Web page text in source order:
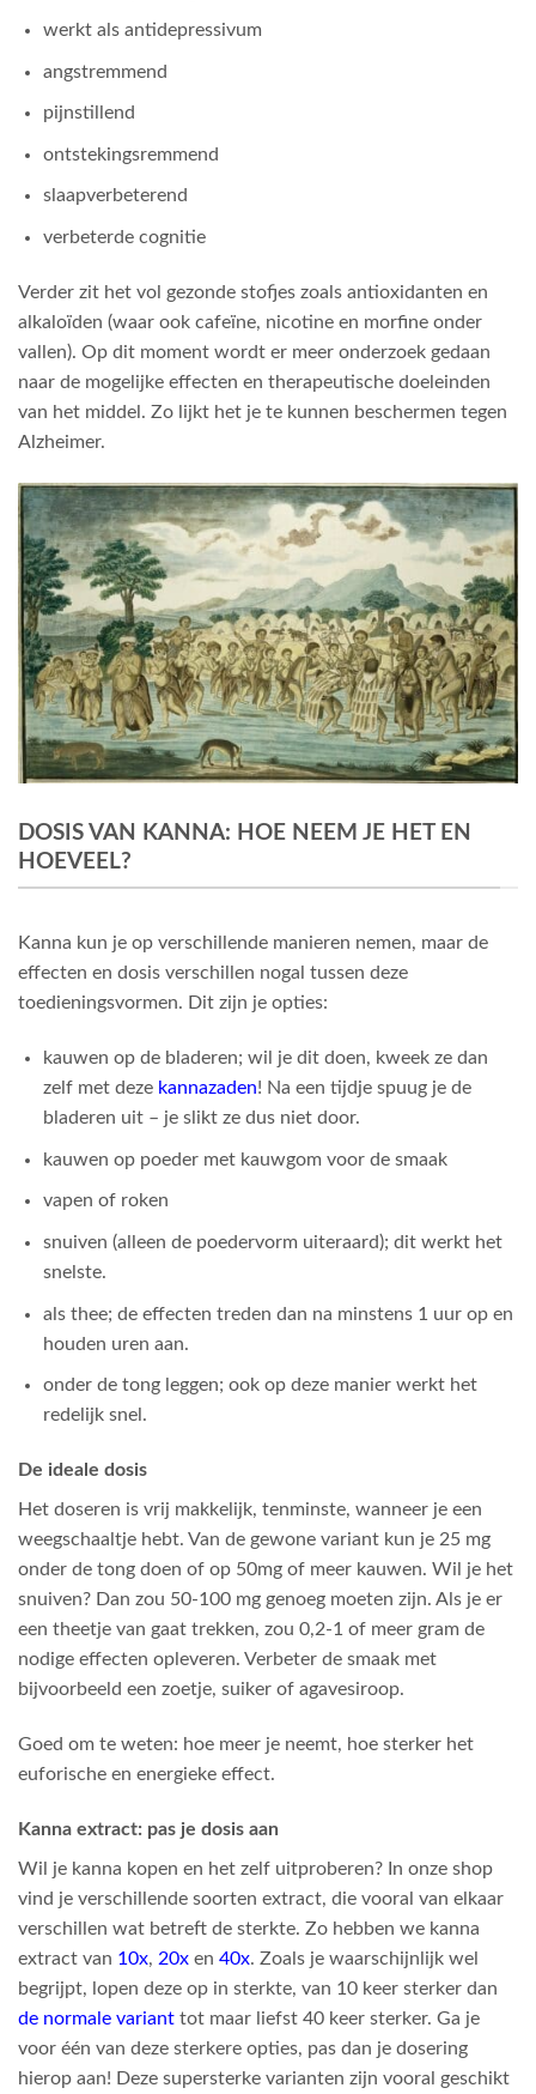
werkt als antidepressivum
angstremmend
pijnstillend
ontstekingsremmend
slaapverbeterend
verbeterde cognitie
Verder zit het vol gezonde stofjes zoals antioxidanten en
alkaloïden (waar ook cafeïne, nicotine en morfine onder
vallen). Op dit moment wordt er meer onderzoek gedaan
naar de mogelijke effecten en therapeutische doeleinden
van het middel. Zo lijkt het je te kunnen beschermen tegen
Alzheimer.
DOSIS VAN KANNA: HOE NEEM JE HET EN
HOEVEEL?
Kanna kun je op verschillende manieren nemen, maar de
effecten en dosis verschillen nogal tussen deze
toedieningsvormen. Dit zijn je opties:
kauwen op de bladeren; wil je dit doen, kweek ze dan
zelf met deze kannazaden! Na een tijdje spuug je de
bladeren uit – je slikt ze dus niet door.
kauwen op poeder met kauwgom voor de smaak
vapen of roken
snuiven (alleen de poedervorm uiteraard); dit werkt het
snelste.
als thee; de effecten treden dan na minstens 1 uur op en
houden uren aan.
onder de tong leggen; ook op deze manier werkt het
redelijk snel.
De ideale dosis
Het doseren is vrij makkelijk, tenminste, wanneer je een
weegschaaltje hebt. Van de gewone variant kun je 25 mg
onder de tong doen of op 50mg of meer kauwen. Wil je het
snuiven? Dan zou 50-100 mg genoeg moeten zijn. Als je er
een theetje van gaat trekken, zou 0,2-1 of meer gram de
nodige effecten opleveren. Verbeter de smaak met
bijvoorbeeld een zoetje, suiker of agavesiroop.
Goed om te weten: hoe meer je neemt, hoe sterker het
euforische en energieke effect.
Kanna extract: pas je dosis aan
Wil je kanna kopen en het zelf uitproberen? In onze shop
vind je verschillende soorten extract, die vooral van elkaar
verschillen wat betreft de sterkte. Zo hebben we kanna
extract van 10x, 20x en 40x. Zoals je waarschijnlijk wel
begrijpt, lopen deze op in sterkte, van 10 keer sterker dan
de normale variant tot maar liefst 40 keer sterker. Ga je
voor één van deze sterkere opties, pas dan je dosering
hierop aan! Deze supersterke varianten zijn vooral geschikt